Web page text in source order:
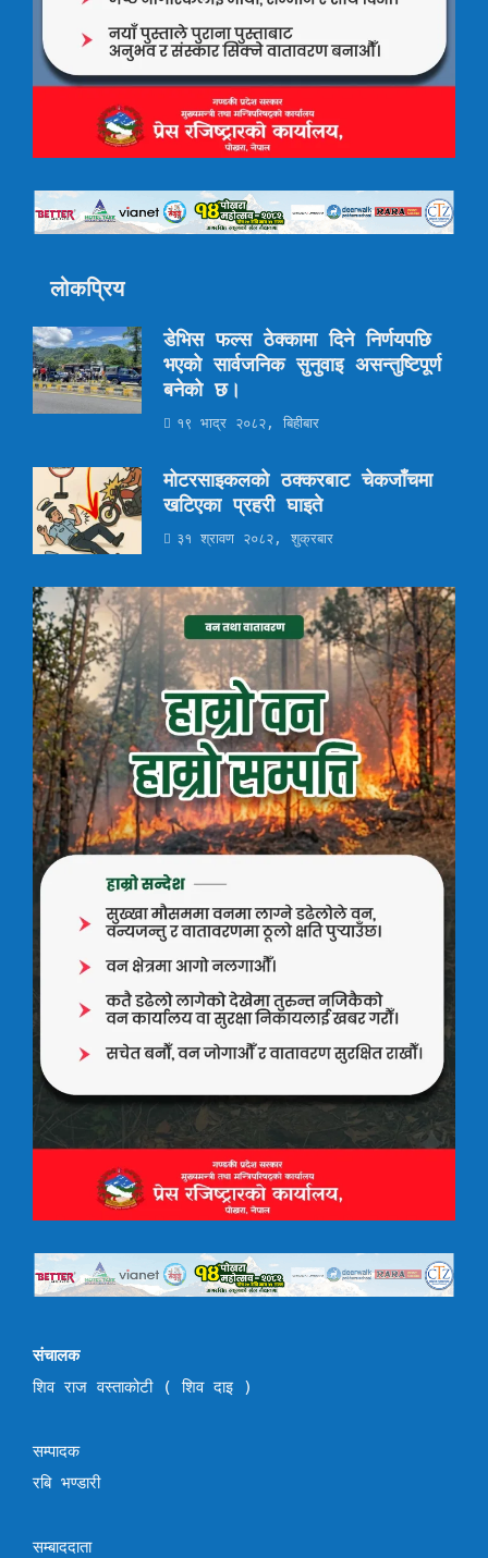
लोकप्रिय
डेभिस फल्स ठेक्कामा दिने निर्णयपछि
भएको सार्वजनिक सुनुवाइ असन्तुष्टिपूर्ण
बनेको छ।
१९ भाद्र २०८२, बिहीबार
मोटरसाइकलको ठक्करबाट चेकजाँचमा
खटिएका प्रहरी घाइते
३१ श्रावण २०८२, शुक्रबार
संचालक
शिव राज वस्ताकोटी ( शिव दाइ )
सम्पादक
रबि भण्डारी
सम्बाददाता